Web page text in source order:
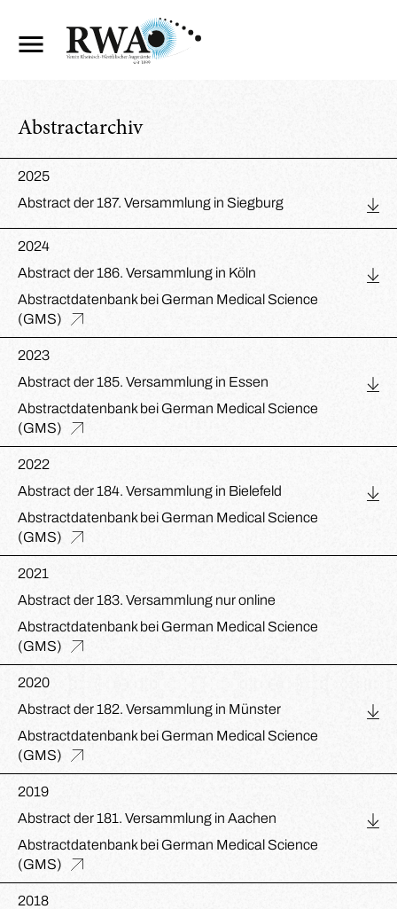
Abstractarchiv
2025
Abstract der 187. Versammlung in Siegburg
2024
Abstract der 186. Versammlung in Köln
Abstractdatenbank bei German Medical Science
(GMS)
2023
Abstract der 185. Versammlung in Essen
Abstractdatenbank bei German Medical Science
(GMS)
2022
Abstract der 184. Versammlung in Bielefeld
Abstractdatenbank bei German Medical Science
(GMS)
2021
Abstract der 183. Versammlung nur online
Abstractdatenbank bei German Medical Science
(GMS)
2020
Abstract der 182. Versammlung in Münster
Abstractdatenbank bei German Medical Science
(GMS)
2019
Abstract der 181. Versammlung in Aachen
Abstractdatenbank bei German Medical Science
(GMS)
2018